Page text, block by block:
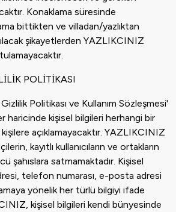
Konaklama süresinde
bittikten ve villadan/yazlıktan
şikayetlerden YAZLIKCINIZ
POLİTİKASI
Politikası ve Kullanım Sözleşmesi'
haricinde kişisel bilgileri herhangi bir
açıklamayacaktır. YAZLIKCINIZ
kayıtlı kullanıcıların ve ortakların
şahıslara satmamaktadır. Kişisel
telefon numarası, e-posta adresi
yönelik her türlü bilgiyi ifade
kişisel bilgileri kendi bünyesinde